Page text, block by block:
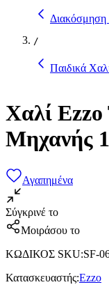
Διακόσμηση
/
Παιδικά
Χαλί
Μηχανής
Αγαπημένα
Σύγκρινέ το
Μοιράσου το
ΚΩΔΙΚΟΣ SKU:SF-
Κατασκευαστής:Ezzo